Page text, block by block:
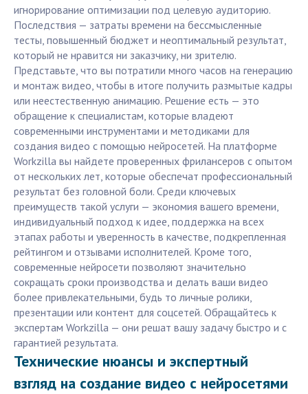
игнорирование оптимизации под целевую аудиторию.
Последствия — затраты времени на бессмысленные
тесты, повышенный бюджет и неоптимальный результат,
который не нравится ни заказчику, ни зрителю.
Представьте, что вы потратили много часов на генерацию
и монтаж видео, чтобы в итоге получить размытые кадры
или неестественную анимацию. Решение есть — это
обращение к специалистам, которые владеют
современными инструментами и методиками для
создания видео с помощью нейросетей. На платформе
Workzilla вы найдете проверенных фрилансеров с опытом
от нескольких лет, которые обеспечат профессиональный
результат без головной боли. Среди ключевых
преимуществ такой услуги — экономия вашего времени,
индивидуальный подход к идее, поддержка на всех
этапах работы и уверенность в качестве, подкрепленная
рейтингом и отзывами исполнителей. Кроме того,
современные нейросети позволяют значительно
сокращать сроки производства и делать ваши видео
более привлекательными, будь то личные ролики,
презентации или контент для соцсетей. Обращайтесь к
экспертам Workzilla — они решат вашу задачу быстро и с
гарантией результата.
Технические нюансы и экспертный
взгляд на создание видео с нейросетями